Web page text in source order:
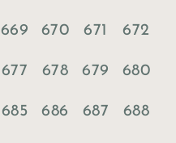
669 670 671 672
677 678 679 680
685 686 687 688